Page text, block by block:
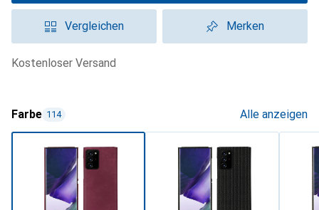
Vergleichen Merken
kostenloser Versand
Farbe 114 Alle anzeigen